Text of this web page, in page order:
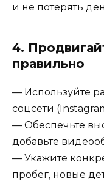
и не потерять
4.
правильно
— Используйте
соцсети
— Обеспечьте
добавьте
— Укажите
пробег, новые